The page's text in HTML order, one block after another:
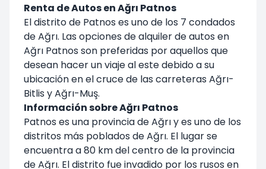
Renta de Autos en Ağrı Patnos
El distrito de Patnos es uno de los 7 condados
de Ağrı. Las opciones de alquiler de autos en
Ağrı Patnos son preferidas por aquellos que
desean hacer un viaje al este debido a su
ubicación en el cruce de las carreteras Ağrı-
Bitlis y Ağrı-Muş.
Información sobre Ağrı Patnos
Patnos es una provincia de Ağrı y es uno de los
distritos más poblados de Ağrı. El lugar se
encuentra a 80 km del centro de la provincia
de Ağrı. El distrito fue invadido por los rusos en